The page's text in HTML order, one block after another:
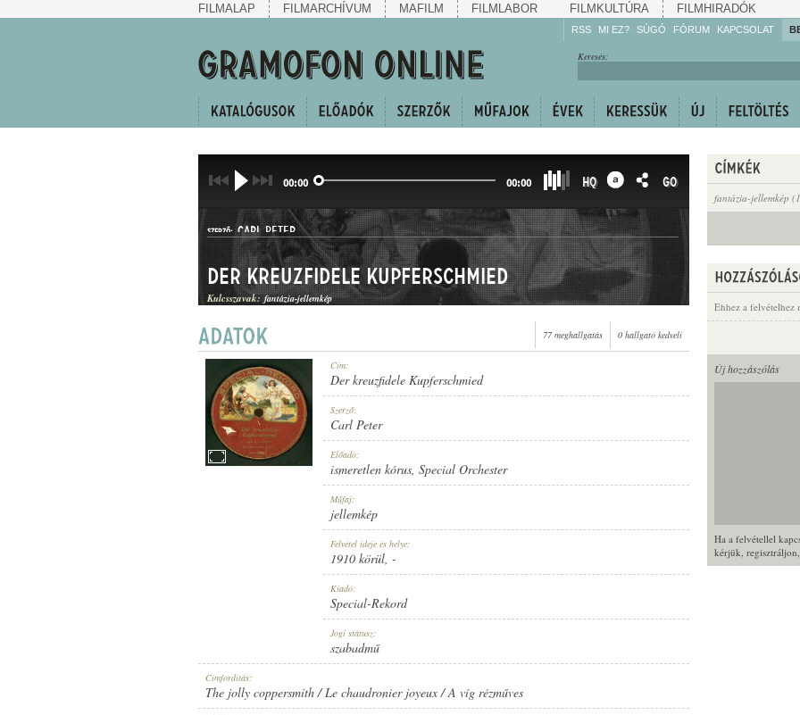
FILMALAP FILMARCHÍVUM MAFILM FILMLABOR FILMKULTÚRA FILMHIRADÓK
RSS MI EZ? SÚGÓ
Gyarapítsa!
FÓRUM KAPCSOLAT
Keresés:
fantázia-jellemkép
Ehhez a felvételhez
Új hozzászólás
Ha a felvétellel
kérjük, regisztráljon
00:00 00:00 HQ GO
SZERZŐ: CARL PETER
JELLEMKÉP
Der kreuzfidele Kupferschmied
Kulcsszavak: fantázia-jellemkép
77 meghallgatás 0 hallgató kedveli
Cím:
Der kreuzfidele Kupferschmied
Szerző:
Carl Peter
Előadó:
ismeretlen kórus, Special Orchester
Műfaj:
jellemkép
Felvétel ideje és helye:
1910 körül, -
Kiadó:
Special-Rekord
Jogi státusz:
szabadmű
Címfordítás:
The jolly coppersmith / Le chaudronier joyeux / A víg rézműves